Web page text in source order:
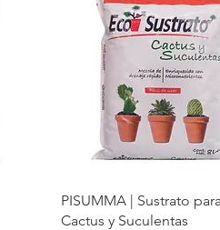
Vista rápida
PISUMMA | Sustrato para
Cactus y Suculentas